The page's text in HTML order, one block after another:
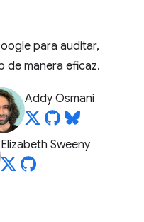
para auditar,
de manera eficaz.
Addy Osmani
Elizabeth Sweeny